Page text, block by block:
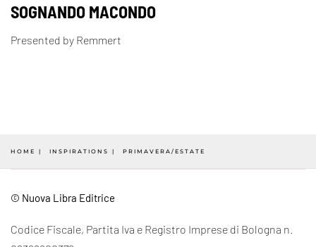
SOGNANDO MACONDO
Presented by Remmert
HOME INSPIRATIONS PRIMAVERA/ESTATE
© Nuova Libra Editrice
Codice Fiscale, Partita Iva e Registro Imprese di Bologna n.